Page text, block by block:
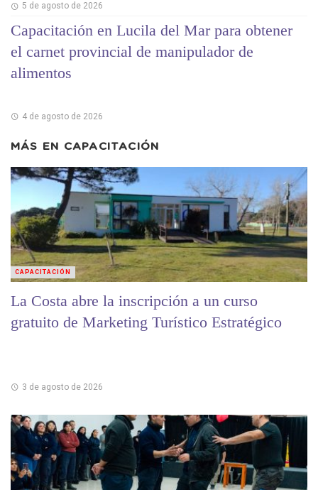
5 de agosto de 2026
Capacitación en Lucila del Mar para obtener
el carnet provincial de manipulador de
alimentos
4 de agosto de 2026
MÁS EN CAPACITACIÓN
La Costa abre la inscripción a un curso
gratuito de Marketing Turístico Estratégico
3 de agosto de 2026
CAPACITACIÓN